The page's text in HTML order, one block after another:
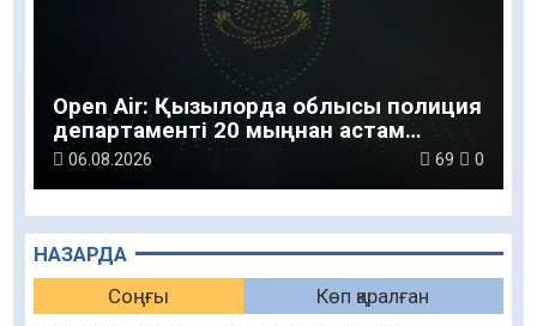
НАЗАРДА
Соңғы
Көп қаралған
Open Air: Қызылорда облысы полиция
департаменті 20 мыңнан астам
көрерменнің қауіпсіздігін қамтамасыз
06.08.2026 69 0